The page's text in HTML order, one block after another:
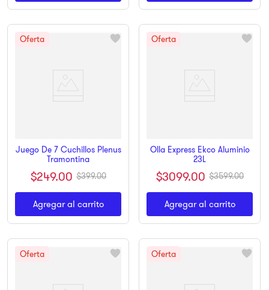
Juego De 7 Cuchillos Plenus
Tramontina
$249.00 $399.00
Agregar al carrito
Olla Express Ekco Aluminio
23L
$3099.00 $3599.00
Agregar al carrito